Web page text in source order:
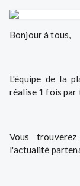
Bonjour à tous,
L'équipe de la
réalise 1 fois par
Vous
l'actualité